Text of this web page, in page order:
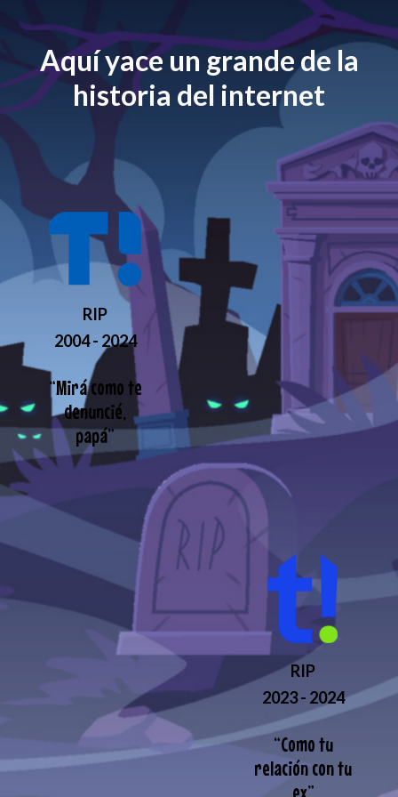
Aquí yace un grande de la
historia del internet
RIP
2004 - 2024
“Mirá como te
denuncié,
papá”
RIP
2023 - 2024
“Como tu
relación con tu
ex”